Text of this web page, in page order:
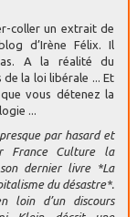
coller un extrait de
d’Irène Félix. Il
A la réalité du
la loi libérale ... Et
vous détenez la
...
par hasard et
France Culture la
dernier livre *La
du désastre*.
loin d’un discours